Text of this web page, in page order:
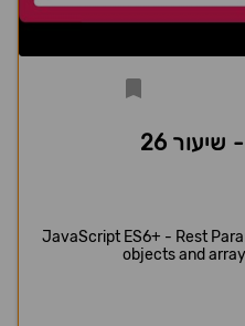
26
JavaScript ES6+ - Rest
objects and